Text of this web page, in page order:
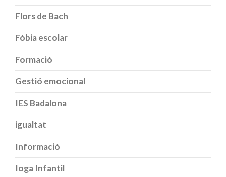
Flors de Bach
Fòbia escolar
Formació
Gestió emocional
IES Badalona
igualtat
Informació
Ioga Infantil